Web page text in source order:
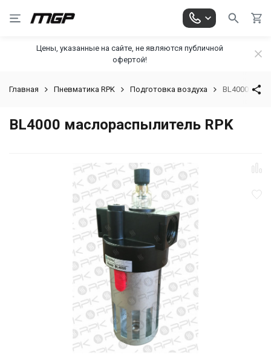
Цены, указанные на сайте, не являются публичной
офертой!
Главная Пневматика RPK Подготовка воздуха BL4000
BL4000 маслораспылитель RPK